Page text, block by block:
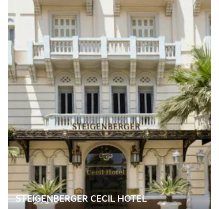
STEIGENBERGER CECIL HOTEL